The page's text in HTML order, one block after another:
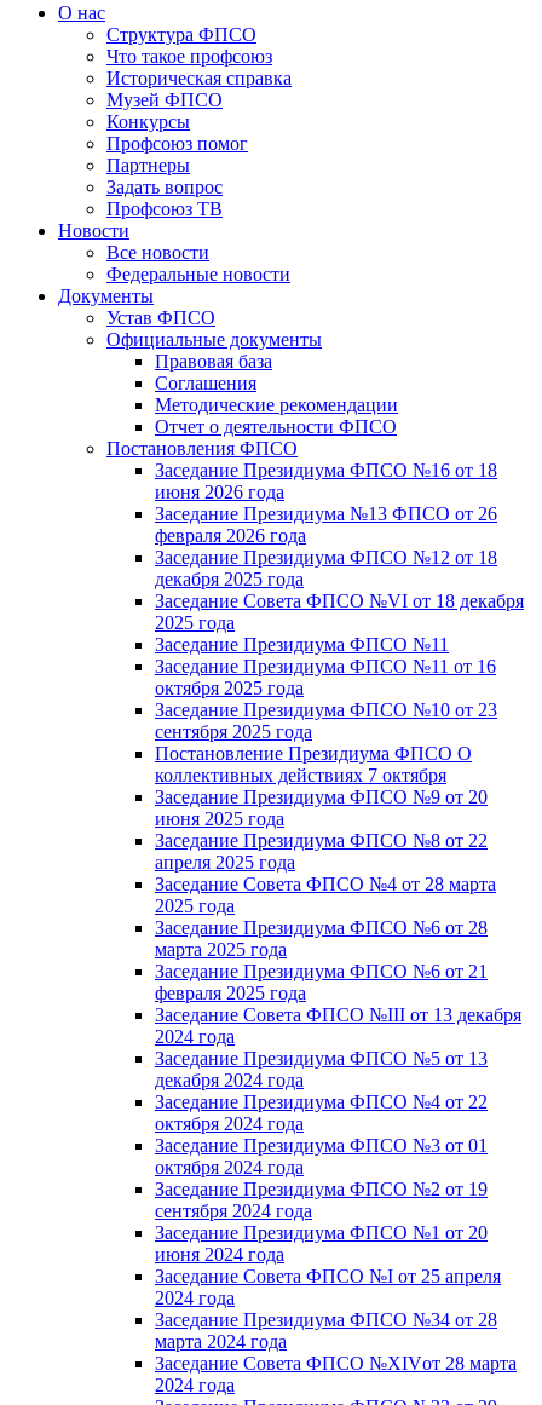
О нас
Структура ФПСО
Что такое профсоюз
Историческая справка
Музей ФПСО
Конкурсы
Профсоюз помог
Партнеры
Задать вопрос
Профсоюз ТВ
Новости
Все новости
Федеральные новости
Документы
Устав ФПСО
Официальные документы
Правовая база
Соглашения
Методические рекомендации
Отчет о деятельности ФПСО
Постановления ФПСО
Заседание Президиума ФПСО №16 от 18
июня 2026 года
Заседание Президиума №13 ФПСО от 26
февраля 2026 года
Заседание Президиума ФПСО №12 от 18
декабря 2025 года
Заседание Совета ФПСО №VI от 18 декабря
2025 года
Заседание Президиума ФПСО №11
Заседание Президиума ФПСО №11 от 16
октября 2025 года
Заседание Президиума ФПСО №10 от 23
сентября 2025 года
Постановление Президиума ФПСО О
коллективных действиях 7 октября
Заседание Президиума ФПСО №9 от 20
июня 2025 года
Заседание Президиума ФПСО №8 от 22
апреля 2025 года
Заседание Совета ФПСО №4 от 28 марта
2025 года
Заседание Президиума ФПСО №6 от 28
марта 2025 года
Заседание Президиума ФПСО №6 от 21
февраля 2025 года
Заседание Совета ФПСО №III от 13 декабря
2024 года
Заседание Президиума ФПСО №5 от 13
декабря 2024 года
Заседание Президиума ФПСО №4 от 22
октября 2024 года
Заседание Президиума ФПСО №3 от 01
октября 2024 года
Заседание Президиума ФПСО №2 от 19
сентября 2024 года
Заседание Президиума ФПСО №1 от 20
июня 2024 года
Заседание Совета ФПСО №I от 25 апреля
2024 года
Заседание Президиума ФПСО №34 от 28
марта 2024 года
Заседание Совета ФПСО №XIVот 28 марта
2024 года